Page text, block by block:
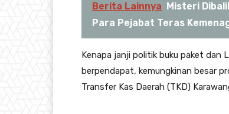
Berita Lainnya
Misteri
Para Pejabat Teras
Kenapa janji politik buku paket dan
berpendapat, kemungkinan besar
Transfer Kas Daerah (TKD)